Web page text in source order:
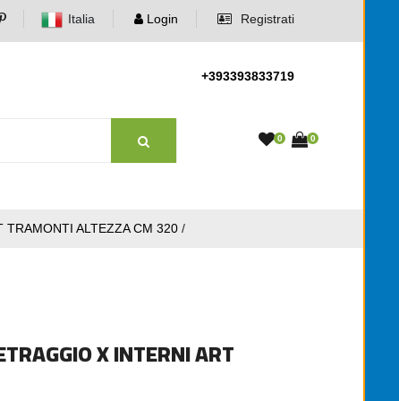
Italia Login Registrati
+393393833719
0 0
TRAMONTI ALTEZZA CM 320 /
X INTERNI ART